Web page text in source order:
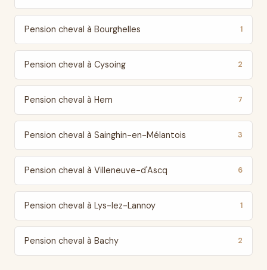
Pension cheval à Bourghelles 1
Pension cheval à Cysoing 2
Pension cheval à Hem 7
Pension cheval à Sainghin-en-Mélantois 3
Pension cheval à Villeneuve-d'Ascq 6
Pension cheval à Lys-lez-Lannoy 1
Pension cheval à Bachy 2